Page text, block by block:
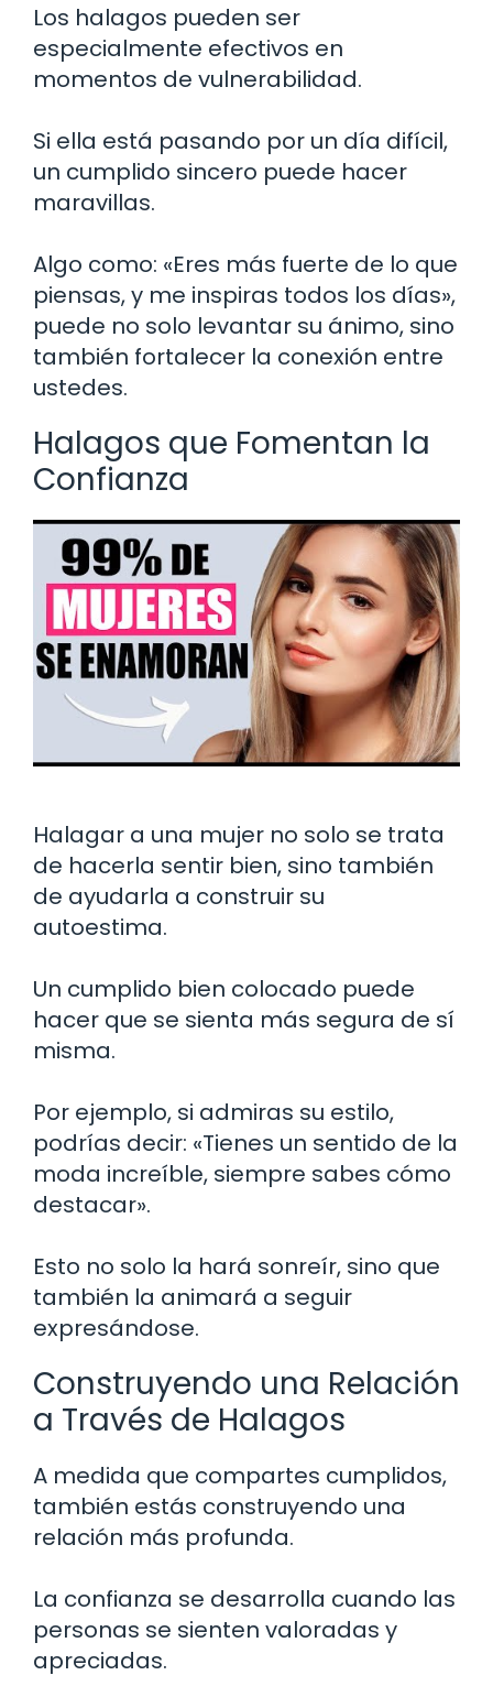
Los halagos pueden ser
especialmente efectivos en
momentos de vulnerabilidad.
Si ella está pasando por un día difícil,
un cumplido sincero puede hacer
maravillas.
Algo como: «Eres más fuerte de lo que
piensas, y me inspiras todos los días»,
puede no solo levantar su ánimo, sino
también fortalecer la conexión entre
ustedes.
Halagos que Fomentan la
Confianza
Halagar a una mujer no solo se trata
de hacerla sentir bien, sino también
de ayudarla a construir su
autoestima.
Un cumplido bien colocado puede
hacer que se sienta más segura de sí
misma.
Por ejemplo, si admiras su estilo,
podrías decir: «Tienes un sentido de la
moda increíble, siempre sabes cómo
destacar».
Esto no solo la hará sonreír, sino que
también la animará a seguir
expresándose.
Construyendo una Relación
a Través de Halagos
A medida que compartes cumplidos,
también estás construyendo una
relación más profunda.
La confianza se desarrolla cuando las
personas se sienten valoradas y
apreciadas.